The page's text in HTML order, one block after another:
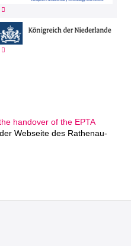
handover of the EPTA
Webseite des Rathenau-